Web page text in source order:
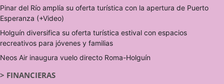
Pinar del Río amplía su oferta turística con la apertura de Puerto
Esperanza (+Video)
Holguín diversifica su oferta turística estival con espacios
recreativos para jóvenes y familias
Neos Air inaugura vuelo directo Roma-Holguín
> FINANCIERAS